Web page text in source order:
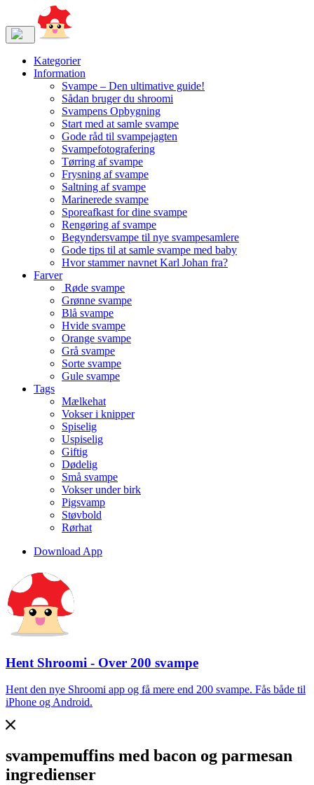
Kategorier
Information
Svampe – Den ultimative guide!
Sådan bruger du shroomi
Svampens Opbygning
Start med at samle svampe
Gode råd til svampejagten
Svampefotografering
Tørring af svampe
Frysning af svampe
Saltning af svampe
Marinerede svampe
Sporeafkast for dine svampe
Rengøring af svampe
Begyndersvampe til nye svampesamlere
Gode tips til at samle svampe med baby
Hvor stammer navnet Karl Johan fra?
Farver
Røde svampe
Grønne svampe
Blå svampe
Hvide svampe
Orange svampe
Grå svampe
Sorte svampe
Gule svampe
Tags
Mælkehat
Vokser i knipper
Spiselig
Uspiselig
Giftig
Dødelig
Små svampe
Vokser under birk
Pigsvamp
Støvbold
Rørhat
Download App
Hent Shroomi - Over 200 svampe
Hent den nye Shroomi app og få mere end 200 svampe. Fås både til
iPhone og Android.
svampemuffins med bacon og parmesan
ingredienser